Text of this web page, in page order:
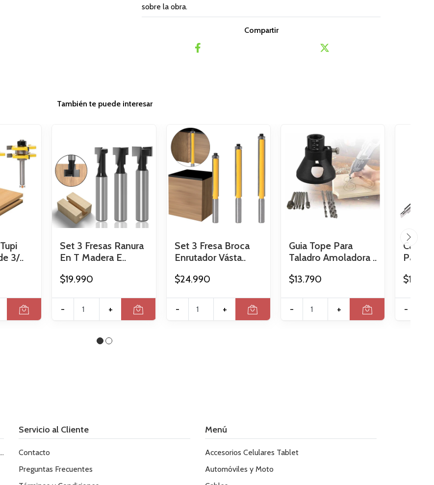
sobre la obra.
Compartir
También te puede interesar
3/..
Set 3 Fresas Ranura
En T Madera E..
$19.990
- +
Set 3 Fresa Broca
Enrutador Vásta..
$24.990
- +
Guia Tope Para
Taladro Amoladora ..
$13.790
- +
Cautín
Para
-
Servicio al Cliente
Contacto
Preguntas Frecuentes
Menú
Accesorios Celulares Tablet
Automóviles y Moto